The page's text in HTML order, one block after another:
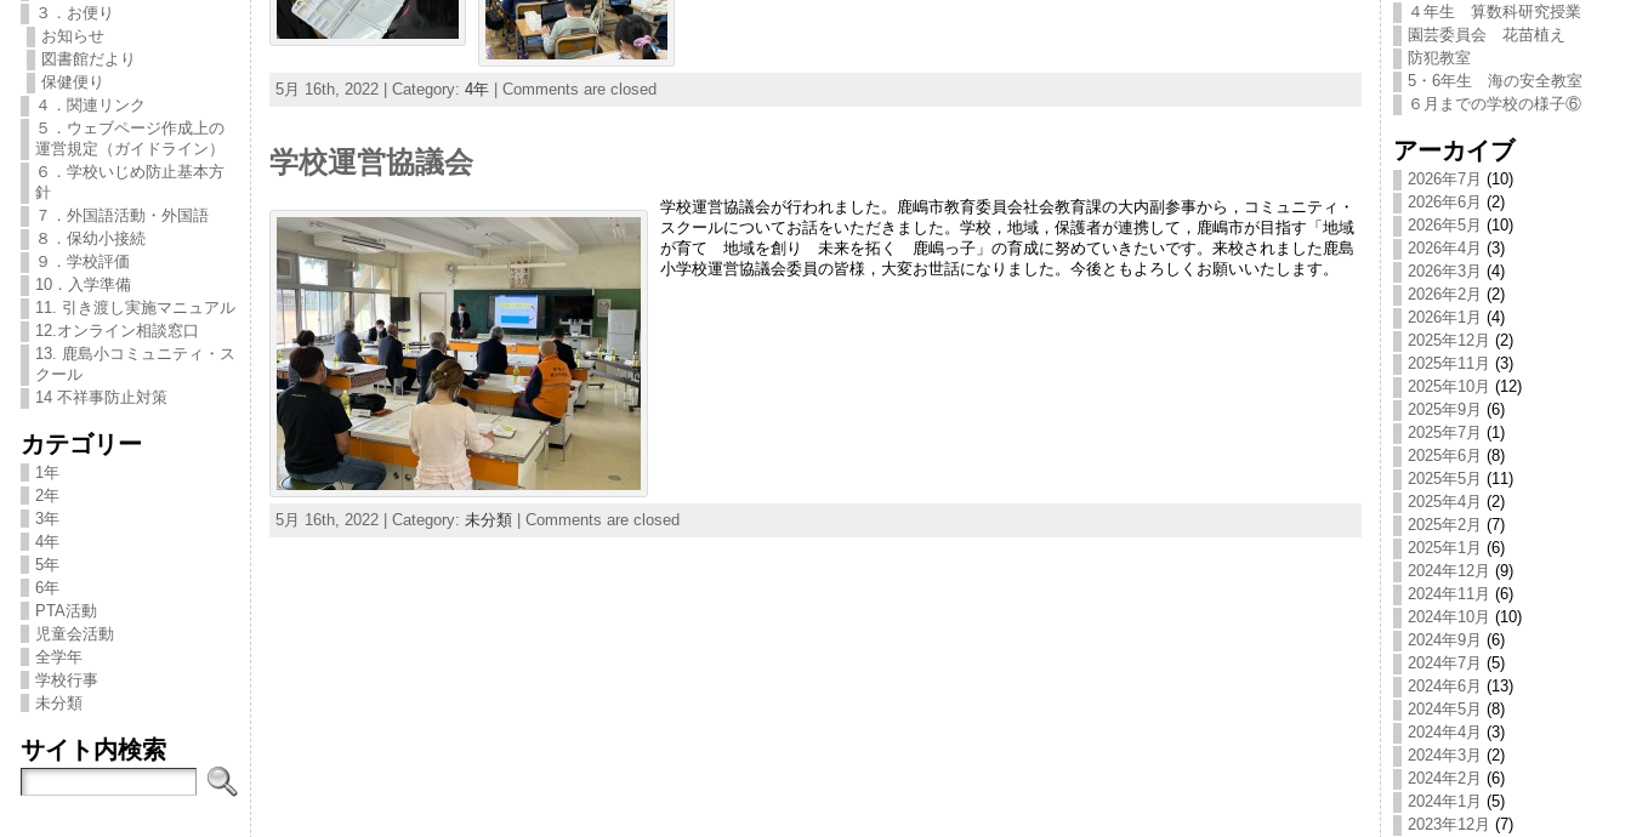
３．お便り
お知らせ
図書館だより
保健便り
４．関連リンク
５．ウェブページ作成上の
運営規定（ガイドライン）
６．学校いじめ防止基本方
針
７．外国語活動・外国語
８．保幼小接続
９．学校評価
10．入学準備
11. 引き渡し実施マニュアル
12.オンライン相談窓口
13. 鹿島小コミュニティ・ス
クール
14 不祥事防止対策
カテゴリー
1年
2年
3年
4年
5年
6年
PTA活動
児童会活動
全学年
学校行事
未分類
サイト内検索
5月 16th, 2022 | Category: 4年| Comments are closed
学校運営協議会
学校運営協議会が行われました。鹿嶋市教育委員会社会教育課の大内副参事から，コミュニティ・
スクールについてお話をいただきました。学校，地域，保護者が連携して，鹿嶋市が目指す「地域
が育て 地域を創り 未来を拓く 鹿嶋っ子」の育成に努めていきたいです。来校されました鹿島
小学校運営協議会委員の皆様，大変お世話になりました。今後ともよろしくお願いいたします。
5月 16th, 2022 | Category: 未分類| Comments are closed
４年生 算数科研究授業
園芸委員会 花苗植え
防犯教室
5・6年生 海の安全教室
６月までの学校の様子⑥
アーカイブ
2026年7月 (10)
2026年6月 (2)
2026年5月 (10)
2026年4月 (3)
2026年3月 (4)
2026年2月 (2)
2026年1月 (4)
2025年12月 (2)
2025年11月 (3)
2025年10月 (12)
2025年9月 (6)
2025年7月 (1)
2025年6月 (8)
2025年5月 (11)
2025年4月 (2)
2025年2月 (7)
2025年1月 (6)
2024年12月 (9)
2024年11月 (6)
2024年10月 (10)
2024年9月 (6)
2024年7月 (5)
2024年6月 (13)
2024年5月 (8)
2024年4月 (3)
2024年3月 (2)
2024年2月 (6)
2024年1月 (5)
2023年12月 (7)